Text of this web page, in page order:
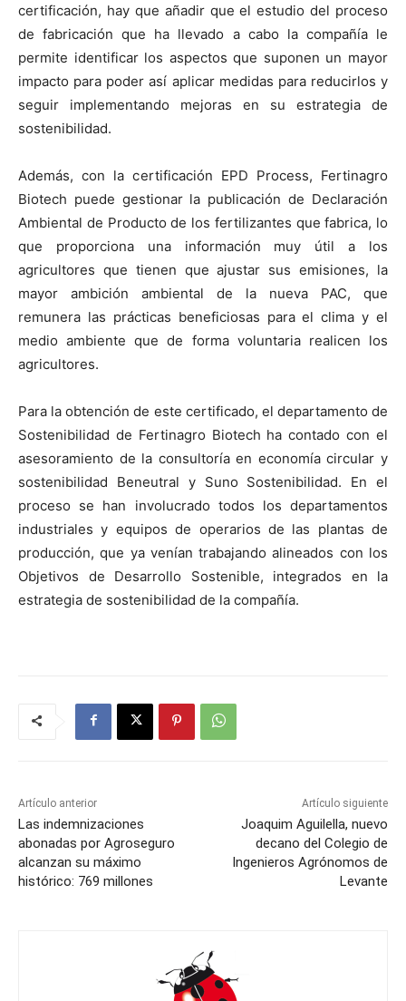
certificación, hay que añadir que el estudio del proceso
de fabricación que ha llevado a cabo la compañía le
permite identificar los aspectos que suponen un mayor
impacto para poder así aplicar medidas para reducirlos y
seguir implementando mejoras en su estrategia de
sostenibilidad.
Además, con la certificación EPD Process, Fertinagro
Biotech puede gestionar la publicación de Declaración
Ambiental de Producto de los fertilizantes que fabrica, lo
que proporciona una información muy útil a los
agricultores que tienen que ajustar sus emisiones, la
mayor ambición ambiental de la nueva PAC, que
remunera las prácticas beneficiosas para el clima y el
medio ambiente que de forma voluntaria realicen los
agricultores.
Para la obtención de este certificado, el departamento de
Sostenibilidad de Fertinagro Biotech ha contado con el
asesoramiento de la consultoría en economía circular y
sostenibilidad Beneutral y Suno Sostenibilidad. En el
proceso se han involucrado todos los departamentos
industriales y equipos de operarios de las plantas de
producción, que ya venían trabajando alineados con los
Objetivos de Desarrollo Sostenible, integrados en la
estrategia de sostenibilidad de la compañía.
Artículo anterior
Las indemnizaciones
abonadas por Agroseguro
alcanzan su máximo
histórico: 769 millones
Artículo siguiente
Joaquim Aguilella, nuevo
decano del Colegio de
Ingenieros Agrónomos de
Levante